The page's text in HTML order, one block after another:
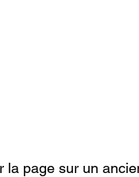
la page sur un